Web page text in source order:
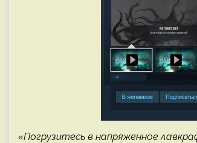
«Погрузитесь в напряженное